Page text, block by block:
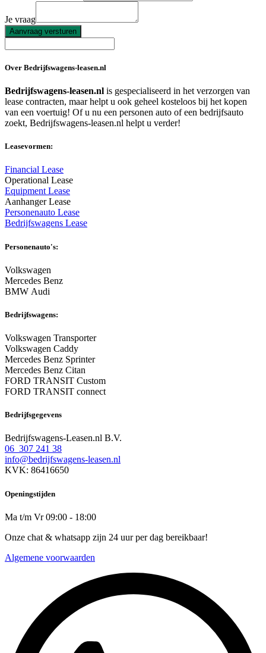
Je vraag
Aanvraag versturen
Over Bedrijfswagens-leasen.nl
Bedrijfswagens-leasen.nl is gespecialiseerd in het verzorgen van
lease contracten, maar helpt u ook geheel kosteloos bij het kopen
van een voertuig! Of u nu een personen auto of een bedrijfsauto
zoekt, Bedrijfswagens-leasen.nl helpt u verder!
Leasevormen:
Financial Lease
Operational Lease
Equipment Lease
Aanhanger Lease
Personenauto Lease
Bedrijfswagens Lease
Personenauto's:
Volkswagen
Mercedes Benz
BMW Audi
Bedrijfswagens:
Volkswagen Transporter
Volkswagen Caddy
Mercedes Benz Sprinter
Mercedes Benz Citan
FORD TRANSIT Custom
FORD TRANSIT connect
Bedrijfsgegevens
Bedrijfswagens-Leasen.nl B.V.
06 307 241 38
info@bedrijfswagens-leasen.nl
KVK: 86416650
Openingstijden
Ma t/m Vr 09:00 - 18:00
Onze chat & whatsapp zijn 24 uur per dag bereikbaar!
Algemene voorwaarden